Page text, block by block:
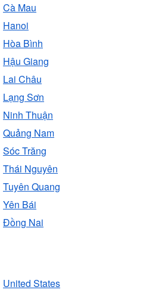
Cà Mau
Hanoi
Hòa Bình
Hậu Giang
Lai Châu
Lạng Sơn
Ninh Thuận
Quảng Nam
Sóc Trăng
Thái Nguyên
Tuyên Quang
Yên Bái
Đồng Nai
United States